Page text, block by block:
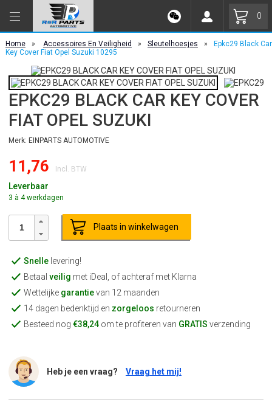
0
Home » Accessoires En Veiligheid » Sleutelhoesjes »
Epkc29 Black Car
Key Cover Fiat Opel Suzuki 10295
EPKC29 BLACK CAR KEY COVER
FIAT OPEL SUZUKI
Merk: EINPARTS AUTOMOTIVE
11,76 Incl. BTW
Leverbaar
3 à 4 werkdagen
Plaats in winkelwagen
Snellelevering!
Betaal veilig met iDeal, of achteraf met Klarna
Wettelijke garantievan 12 maanden
14 dagen bedenktijd en zorgeloos retourneren
Besteed nog €38,24om te profiteren van GRATIS verzending
Heb je een vraag? Vraag het mij!